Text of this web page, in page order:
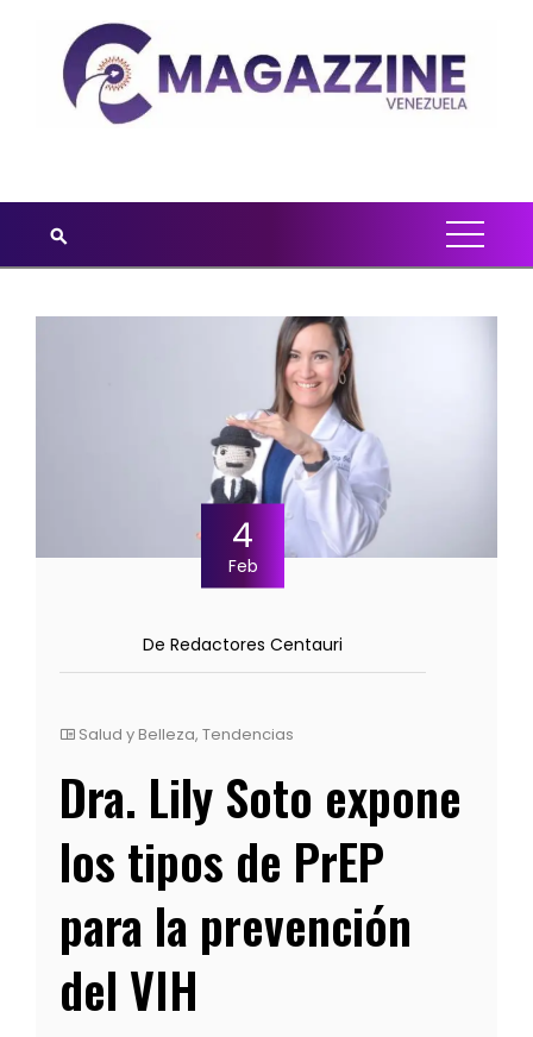
4
Feb
De Redactores Centauri
Salud y Belleza, Tendencias
Dra. Lily Soto expone
los tipos de PrEP
para la prevención
del VIH